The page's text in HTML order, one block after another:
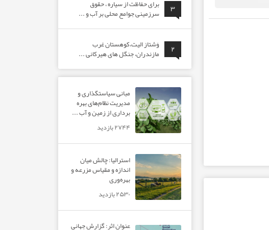
۳
برای حفاظت از سیاره ، حقوق
سرزمینی جوامع محلی بر آب و ...
۲
وَشتاز الیت،کوهستان غرب
مازندران، جنگل های هیرکانی ...
مبانی سیاستگذاری و
مدیریت نظام‌های بهره‌
برداری از زمین و آب ...
۲۷۴۴ بازدید
استرالیا: چالش میان
اندازه و مقیاس مزرعه و
بهره‌وری
۲۵۳۰ بازدید
عنوان اثر: گزارش جهانی